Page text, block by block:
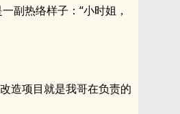
副热络样子：“小时姐，
造项目就是我哥在负责的